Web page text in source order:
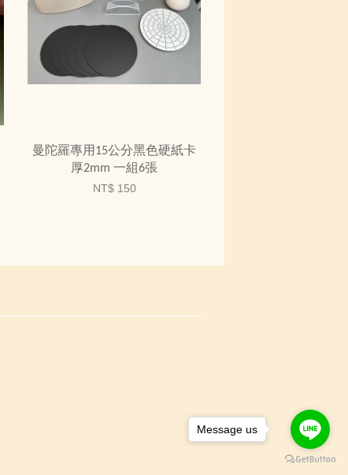
曼陀羅專用15公分黑色硬紙卡
厚2mm 一組6張
NT$ 150
Message us